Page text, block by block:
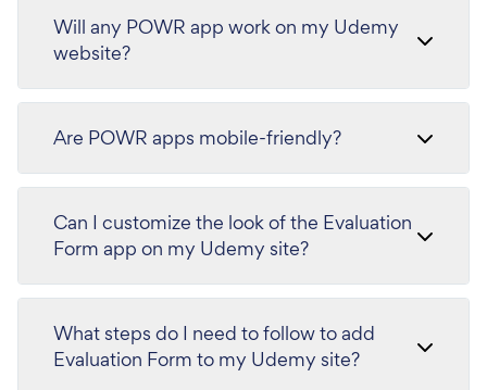
Will any POWR app work on my Udemy
website?
Are POWR apps mobile-friendly?
Can I customize the look of the Evaluation
Form app on my Udemy site?
What steps do I need to follow to add
Evaluation Form to my Udemy site?